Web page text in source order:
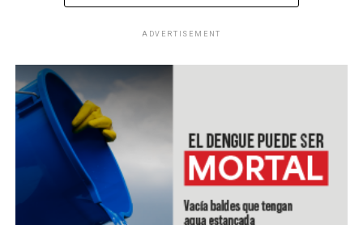
RELATED TOPICS:
UP NEXT
Coronavirus golpea beisbol en Venezuela
DON'T MISS
WhatsApp permite hasta 8 usuarios en videollamadas
ADVERTISEMENT